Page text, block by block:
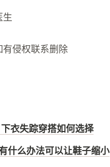
生
有侵权联系删除
衣失踪穿搭如何选择
什么办法可以让鞋子缩小